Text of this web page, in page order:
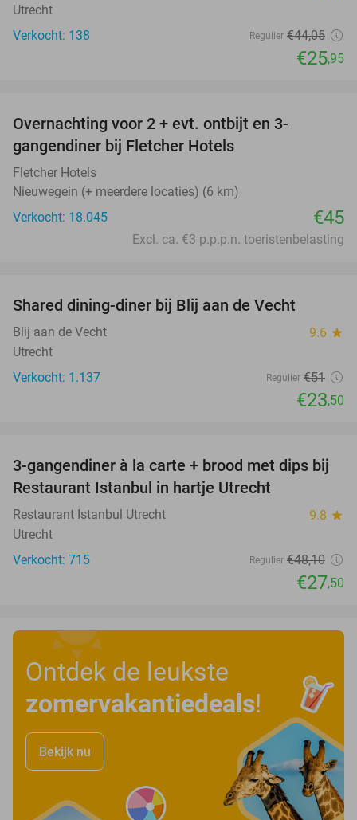
Utrecht
Verkocht: 138
Regulier €44,05
€25,95
Overnachting voor 2 + evt. ontbijt en 3-
gangendiner bij Fletcher Hotels
Fletcher Hotels
Nieuwegein (+ meerdere locaties) (6 km)
Verkocht: 18.045
€45
Excl. ca. €3 p.p.p.n. toeristenbelasting
Shared dining-diner bij Blij aan de Vecht
Blij aan de Vecht 9.6 star
Utrecht
Verkocht: 1.137
Regulier €51
€23,50
43%
3-gangendiner à la carte + brood met dips bij
Restaurant Istanbul in hartje Utrecht
Restaurant Istanbul Utrecht 9.8 star
Utrecht
Verkocht: 715
Regulier €48,10
€27,50
Ontdek de leukste
zomervakantiedeals!
Bekijk nu